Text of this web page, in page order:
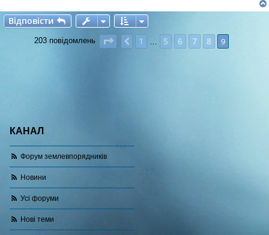
н
я
Відповісти
Відповісти
203 повідомлень Сторінка з
Поперед.
1 5 6 7 8 9
КАНАЛ
Форум землевпорядників
Новини
Усі форуми
Нові теми